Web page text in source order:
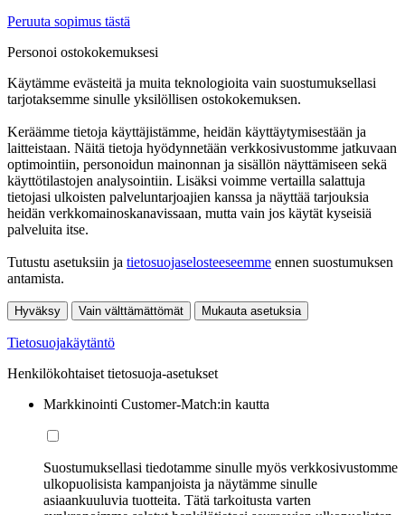
Peruuta sopimus tästä
Personoi ostokokemuksesi
Käytämme evästeitä ja muita teknologioita vain suostumuksellasi
tarjotaksemme sinulle yksilöllisen ostokokemuksen.
Keräämme tietoja käyttäjistämme, heidän käyttäytymisestään ja
laitteistaan. Näitä tietoja hyödynnetään verkkosivustomme jatkuvaan
optimointiin, personoidun mainonnan ja sisällön näyttämiseen sekä
käyttötilastojen analysointiin. Lisäksi voimme vertailla salattuja
tietojasi ulkoisten palveluntarjoajien kanssa ja näyttää tarjouksia
heidän verkkomainoskanavissaan, mutta vain jos käytät kyseisiä
palveluita itse.
Tutustu asetuksiin ja tietosuojaselosteeseemme ennen suostumuksen
antamista.
Hyväksy Vain välttämättömät Mukauta asetuksia
Tietosuojakäytäntö
Henkilökohtaiset tietosuoja-asetukset
Markkinointi Customer-Match:in kautta
Suostumuksellasi tiedotamme sinulle myös verkkosivustomme
ulkopuolisista kampanjoista ja näytämme sinulle
asiaankuuluvia tuotteita. Tätä tarkoitusta varten